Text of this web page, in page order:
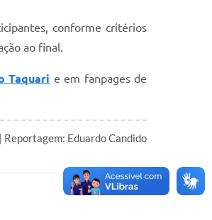
conforme critérios
ao final.
Taquari e em fanpages de
Reportagem: Eduardo Candido